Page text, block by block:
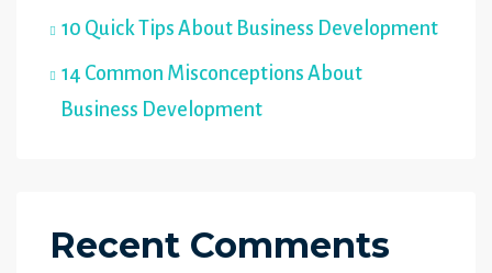
10 Quick Tips About Business Development
14 Common Misconceptions About
Business Development
Recent Comments